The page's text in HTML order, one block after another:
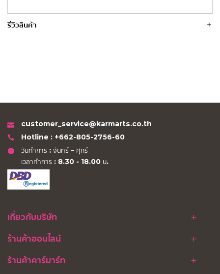
รีวิวสินค้า
customer_service@karmarts.co.th
Hotline : +662-805-2756-60
วันทำการ : จันทร์ – ศุกร์
เวลาทำการ : 8.30 - 18.00 น.
เกี่ยวกับบริษัท
ร้านค้าออนไลน์
ร้านค้าคาร์มาร์ท